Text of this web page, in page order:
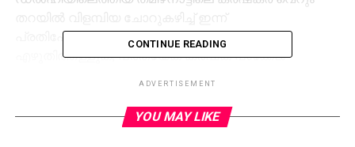
പ്രതിഷേധിച്ചിരുന്നു. കാര്‍ഷികക്കടങ്ങള്‍
എഴുതിത്തള്ളുക, പ്രത്യേക കര്‍ഷക പാക്കേജ്
ഇന്നലെ പ്രധാനമന്ത്രിയുടെ ഓഫീസിലേക്ക് സമരക്കാര്‍
CONTINUE READING
ADVERTISEMENT
YOU MAY LIKE